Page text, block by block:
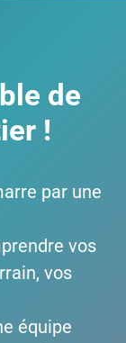
de
!
par une
vos
vos
équipe